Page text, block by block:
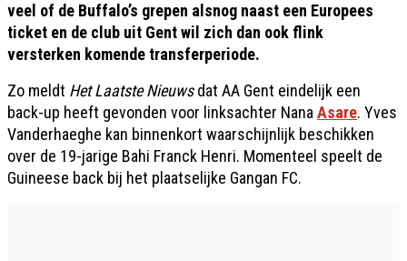
veel of de Buffalo’s grepen alsnog naast een Europees
ticket en de club uit Gent wil zich dan ook flink
versterken komende transferperiode.
Zo meldt Het Laatste Nieuwsdat AA Gent eindelijk een
back-up heeft gevonden voor linksachter Nana Asare. Yves
Vanderhaeghe kan binnenkort waarschijnlijk beschikken
over de 19-jarige Bahi Franck Henri. Momenteel speelt de
Guineese back bij het plaatselijke Gangan FC.